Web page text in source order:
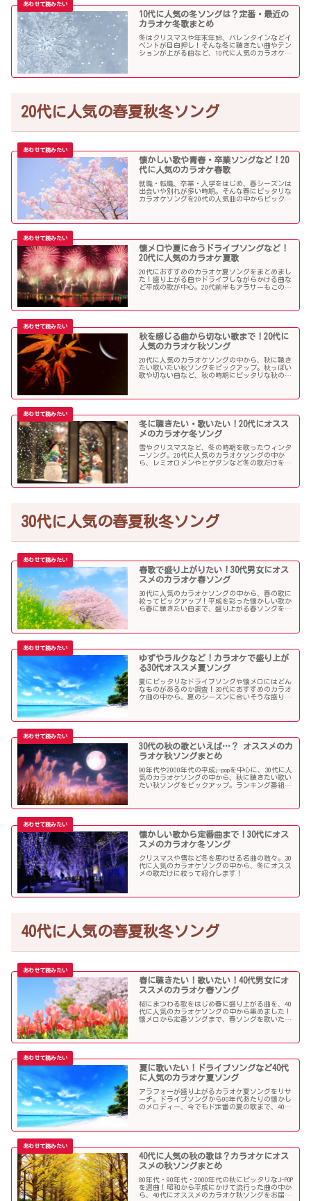
10代に人気の冬ソングは？定番・最近の
カラオケ冬歌まとめ
冬はクリスマスや年末年始、バレンタインなどイ
ベントが目白押し！そんな冬に聴きたい曲やテン
ションが上がる曲など、10代に人気のカラオケソ
20代に人気の春夏秋冬ソング
懐かしい歌や青春・卒業ソングなど！20
代に人気のカラオケ春歌
就職・転職、卒業・入学をはじめ、春シーズンは
出会いや別れが多い時期。そんな春にピッタリな
カラオケソングを20代の人気曲の中からピックア
懐メロや夏に合うドライブソングなど！
20代に人気のカラオケ夏歌
20代におすすめのカラオケ夏ソングをまとめまし
た！盛り上がる曲やドライブしながらかける曲な
ど平成の歌が中心。20代前半もアラサーもこの曲
秋を感じる曲から切ない歌まで！20代に
人気のカラオケ秋ソング
20代に人気のカラオケソングの中から、秋に聴き
たい歌いたい秋ソングをピックアップ。秋っぽい
歌や切ない曲など、秋の時期にピッタリな秋の歌
冬に聴きたい・歌いたい！20代にオスス
メのカラオケ冬ソング
雪やクリスマスなど、冬の時期を歌ったウィンタ
ーソング。20代に人気のカラオケソングの中か
ら、レミオロメンやヒゲダンなど冬の歌だけを個
30代に人気の春夏秋冬ソング
春歌で盛り上がりたい！30代男女にオス
スメのカラオケ春ソング
30代に人気のカラオケソングの中から、春の歌に
絞ってピックアップ！平成を彩った懐かしい歌か
ら春に聴きたい曲まで、盛り上がる春ソングを集
ゆずやラルクなど！カラオケで盛り上が
る30代オススメ夏ソング
夏にピッタリなドライブソングや懐メロにはどん
なものがあるのか調査！30代におすすめのカラオ
ケ曲の中から、夏のシーズンに合いそうな盛り上
30代の秋の歌といえば…？ オススメのカ
ラオケ秋ソングまとめ
90年代や2000年代の平成j-popを中心に、30代に人
気のカラオケソングの中から、秋に聴きたい歌い
たい秋ソングをピックアップ。ランキング番組で
懐かしい歌から定番曲まで！30代にオス
スメのカラオケ冬ソング
クリスマスや雪など冬を思わせる名曲の数々。30
代に人気のカラオケソングの中から、冬にオスス
メの歌だけに絞って紹介します！
40代に人気の春夏秋冬ソング
春に聴きたい！歌いたい！40代男女にオ
ススメのカラオケ春ソング
桜にまつわる歌をはじめ春に盛り上がる曲を、40
代に人気のカラオケソングの中から集めました！
懐メロから定番ソングまで、春ソングを歌いたい
夏に歌いたい！ドライブソングなど40代
に人気のカラオケ夏ソング
アラフォーが盛り上がるカラオケ夏ソングをリサ
ーチ。ドライブソングから90年代あたりの懐かし
のメロディー、今でもド定番の夏の歌まで、40代
40代に人気の秋の歌は？カラオケにオス
スメの秋ソングまとめ
80年代・90年代・2000年代の秋にピッタリなJ-POP
を選曲！昭和から平成にかけて流行った曲の中か
ら、40代にオススメのカラオケ秋ソングをお届け